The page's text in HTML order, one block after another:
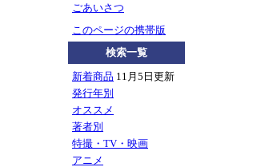
ごあいさつ
このページの携帯版
検索一覧
新着商品 11月5日更新
発行年別
オススメ
著者別
特撮・TV・映画
アニメ